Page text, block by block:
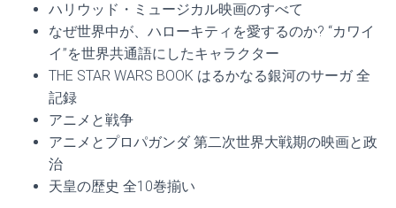
ハリウッド・ミュージカル映画のすべて
なぜ世界中が、ハローキティを愛するのか? “カワイ
イ”を世界共通語にしたキャラクター
THE STAR WARS BOOK はるかなる銀河のサーガ 全
記録
アニメと戦争
アニメとプロパガンダ 第二次世界大戦期の映画と政
治
天皇の歴史 全10巻揃い